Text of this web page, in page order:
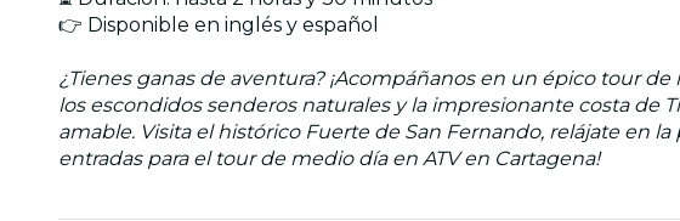
👉 Disponible en inglés y español
¿Tienes ganas de aventura? ¡Acompáñanos en un épico tour
los escondidos senderos naturales y la impresionante costa de
amable. Visita el histórico Fuerte de San Fernando, relájate en
entradas para el tour de medio día en ATV en Cartagena!